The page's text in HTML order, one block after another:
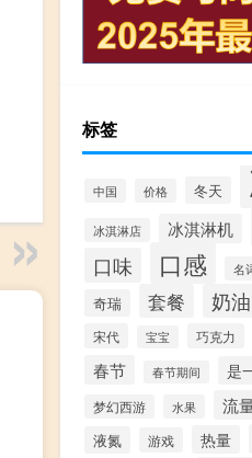
标签
中国 价格 冬天
冰淇淋店 冰淇淋机
口味 口感 名
奇瑞 套餐 奶油
宋代 宝宝 巧克力
春节 春节期间 是
梦幻西游 水果 流
液氮 游戏 热量